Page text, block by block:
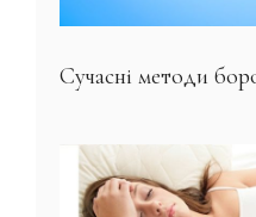
Сучасні методи